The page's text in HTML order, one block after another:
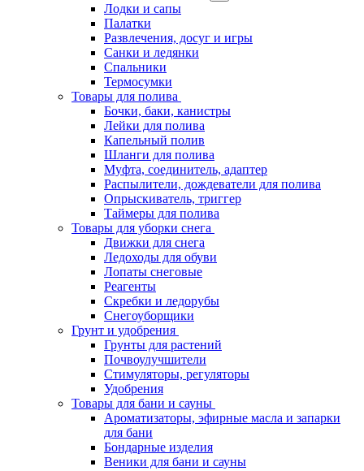
Лодки и сапы
Палатки
Развлечения, досуг и игры
Санки и ледянки
Спальники
Термосумки
Товары для полива
Бочки, баки, канистры
Лейки для полива
Капельный полив
Шланги для полива
Муфта, соединитель, адаптер
Распылители, дождеватели для полива
Опрыскиватель, триггер
Таймеры для полива
Товары для уборки снега
Движки для снега
Ледоходы для обуви
Лопаты снеговые
Реагенты
Скребки и ледорубы
Снегоуборщики
Грунт и удобрения
Грунты для растений
Почвоулучшители
Стимуляторы, регуляторы
Удобрения
Товары для бани и сауны
Ароматизаторы, эфирные масла и запарки
для бани
Бондарные изделия
Веники для бани и сауны